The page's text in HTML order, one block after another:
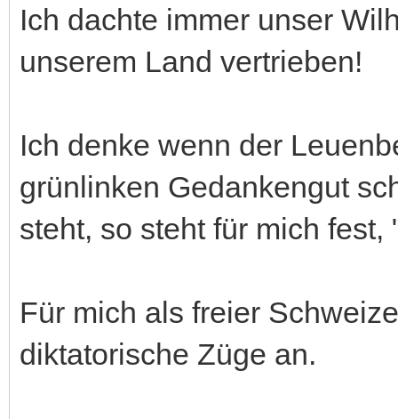
Ich dachte immer unser
unserem Land vertrieben!
Ich denke wenn der
grünlinken Gedankengut
steht, so steht für mich
Für mich als freier
diktatorische Züge an.